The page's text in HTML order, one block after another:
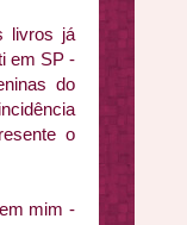
livros já
em SP -
do
o
mim -